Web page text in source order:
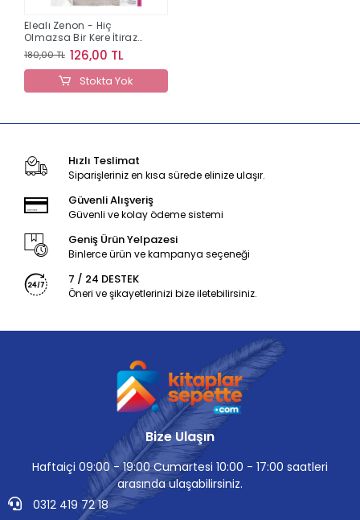
Elealı Zenon - Hiç
Olmazsa Bir Kere İtiraz
Et, Başka Bir Fikir Söyle
de İki Kişi Olduğumuzu
Anlayayım
180,00 TL 126,00 TL
Stokta Yok
Hızlı Teslimat
Siparişleriniz en kısa sürede elinize ulaşır.
Güvenli Alışveriş
Güvenli ve kolay ödeme sistemi
Geniş Ürün Yelpazesi
Binlerce ürün ve kampanya seçeneği
7 / 24 DESTEK
Öneri ve şikayetlerinizi bize iletebilirsiniz.
Bize Ulaşın
Haftaiçi 09:00 - 19:00 Cumartesi 10:00 - 17:00 saatleri
arasında ulaşabilirsiniz.
0312 419 72 18